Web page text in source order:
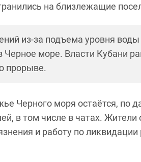
на близлежащие
из-за подъема уровня воды
Черное море. Власти Кубани
прорыве.
Черного моря остаётся, по
в том числе в чатах.
и работу по ликвидации